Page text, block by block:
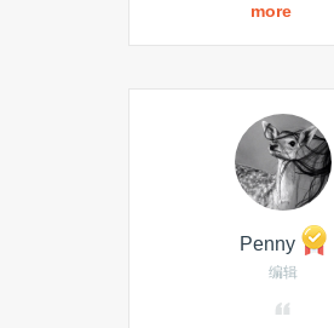
more
Penny
编辑